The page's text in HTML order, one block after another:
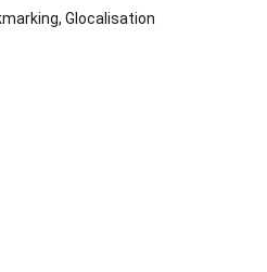
Glocalisation